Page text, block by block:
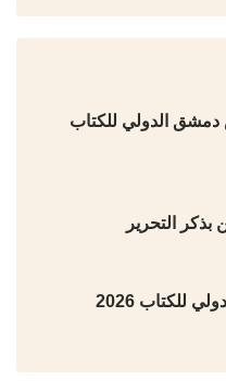
الدولي للكتاب
بذكر التحرير
2026